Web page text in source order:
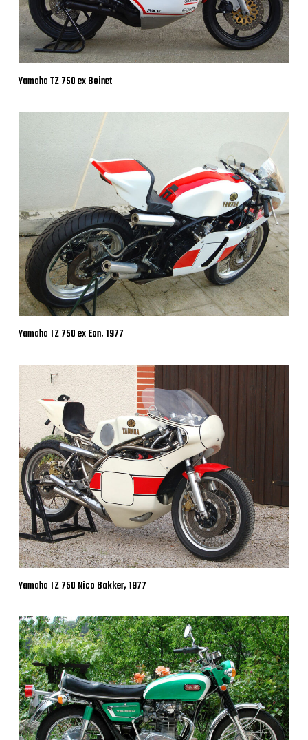
Yamaha TZ 750 ex Boinet
Yamaha TZ 750 ex Eon, 1977
Yamaha TZ 750 Nico Bakker, 1977